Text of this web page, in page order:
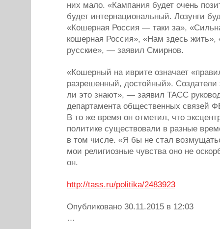
них мало. «Кампания будет очень
будет интернациональный. Лозунги
«Кошерная Россия — таки за»,
кошерная Россия», «Нам здесь
русские», — заявил Смирнов.
«Кошерный на иврите означает
разрешенный, достойный». Создатели
ли это знают», — заявил ТАСС
департамента общественных связей
В то же время он отметил, что
политике существовали в разные
в том числе. «Я бы не стал
мои религиозные чувства оно не
он.
http://tass.ru/politika/2483923
Опубликовано 30.11.2015 в 12:03
…